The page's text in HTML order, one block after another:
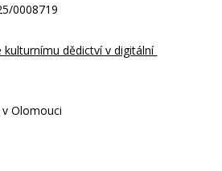
0008719
dědictví v digitální
Olomouci